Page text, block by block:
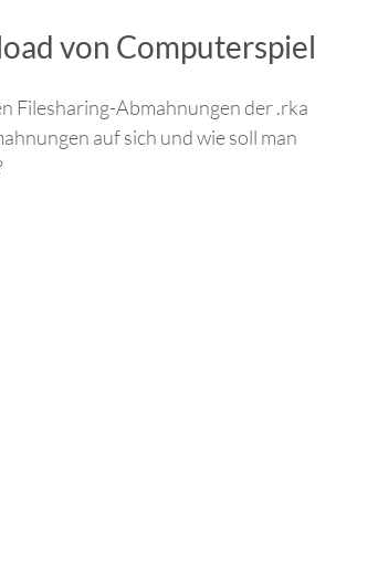
von Computerspiel
Filesharing-Abmahnungen der .rka
auf sich und wie soll man